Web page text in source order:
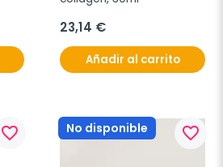
23,14 €
Añadir al carrito
favorite_border No disponible favorite_border